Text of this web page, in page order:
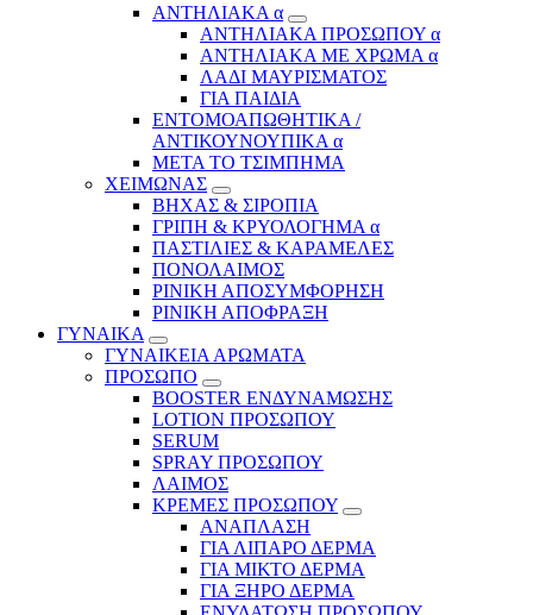
ΑΝΤΗΛΙΑΚΑ α
ΑΝΤΗΛΙΑΚΑ ΠΡΟΣΩΠΟΥ α
ΑΝΤΗΛΙΑΚΑ ΜΕ ΧΡΩΜΑ α
ΛΑΔΙ ΜΑΥΡΙΣΜΑΤΟΣ
ΓΙΑ ΠΑΙΔΙΑ
ΕΝΤΟΜΟΑΠΩΘΗΤΙΚΑ /
ΑΝΤΙΚΟΥΝΟΥΠΙΚΑ α
ΜΕΤΑ ΤΟ ΤΣΙΜΠΗΜΑ
ΧΕΙΜΩΝΑΣ
ΒΗΧΑΣ & ΣΙΡΟΠΙΑ
ΓΡΙΠΗ & ΚΡΥΟΛΟΓΗΜΑ α
ΠΑΣΤΙΛΙΕΣ & ΚΑΡΑΜΕΛΕΣ
ΠΟΝΟΛΑΙΜΟΣ
ΡΙΝΙΚΗ ΑΠΟΣΥΜΦΟΡΗΣΗ
ΡΙΝΙΚΗ ΑΠΟΦΡΑΞΗ
ΓΥΝΑΙΚΑ
ΓΥΝΑΙΚΕΙΑ ΑΡΩΜΑΤΑ
ΠΡΟΣΩΠΟ
BOOSTER ΕΝΔΥΝΑΜΩΣΗΣ
LOTION ΠΡΟΣΩΠΟΥ
SERUM
SPRAY ΠΡΟΣΩΠΟΥ
ΛΑΙΜΟΣ
ΚΡΕΜΕΣ ΠΡΟΣΩΠΟΥ
ΑΝΑΠΛΑΣΗ
ΓΙΑ ΛΙΠΑΡΟ ΔΕΡΜΑ
ΓΙΑ ΜΙΚΤΟ ΔΕΡΜΑ
ΓΙΑ ΞΗΡΟ ΔΕΡΜΑ